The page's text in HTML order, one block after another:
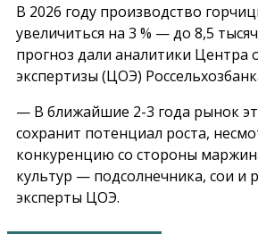
В 2026 году производство
увеличиться на 3 % — до 8,5
прогноз дали аналитики Центра
экспертизы (ЦОЭ)
— В ближайшие 2-3 года рынок
сохранит потенциал роста,
конкуренцию со стороны
культур — подсолнечника, сои и
эксперты ЦОЭ.